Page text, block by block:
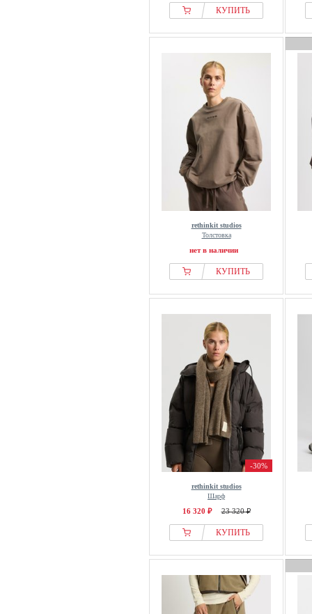
КУПИТЬ
rethinkit studios
Толстовка
нет в наличии
КУПИТЬ
-30%
rethinkit studios
Шарф
16 320 ₽ 23 320 ₽
КУПИТЬ